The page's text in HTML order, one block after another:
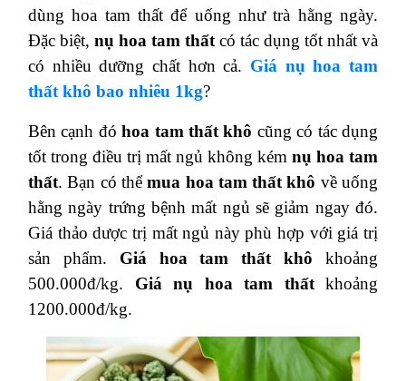
dùng hoa tam thất để uống như trà hằng ngày.
Đặc biệt, nụ hoa tam thất có tác dụng tốt nhất và
có nhiều dưỡng chất hơn cả. Giá nụ hoa tam
thất khô bao nhiêu 1kg?
Bên cạnh đóhoa tam thất khô cũng có tác dụng
tốt trong điều trị mất ngủ không kém nụ hoa tam
thất. Bạn có thểmua hoa tam thất khô về uống
hằng ngày trứng bệnh mất ngủ sẽ giảm ngay đó.
Giá thảo dược trị mất ngủ này phù hợp với giá trị
sản phẩm. Giá hoa tam thất khô khoảng
500.000đ/kg. Giá nụ hoa tam thấtkhoảng
1200.000đ/kg.